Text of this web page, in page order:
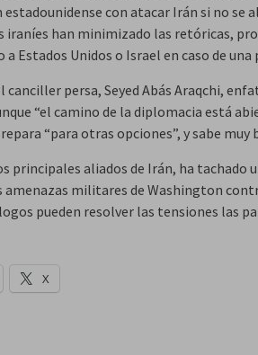
con atacar Irán si no se
iraníes han minimizado las retóricas,
Estados Unidos o Israel en caso de
canciller persa, Seyed Abás Araqchi,
“el camino de la diplomacia está
“para otras opciones”, y sabe muy
principales aliados de Irán, ha tachado
amenazas militares de Washington
pueden resolver las tensiones las
X